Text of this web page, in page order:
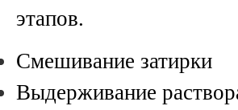
этапов.
Смешивание затирки
Выдерживание